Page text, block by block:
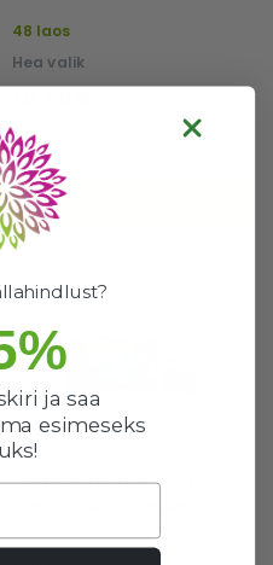
48 laos
Hea valik
"Bottega Di LungaVita
liigeste ja luude terviseks,
10 pudelit, igaüks 50 ml.
ja saa
esimeseks